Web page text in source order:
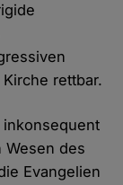
rettbar.
Wesen des
Evangelien